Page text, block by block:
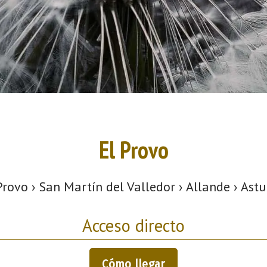
El Provo
› San Martín del Valledor › Allande ›
Acceso directo
Cómo llegar